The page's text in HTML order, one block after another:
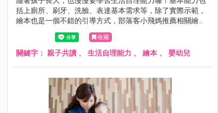
括上廁所、刷牙、洗臉、表達基本需求等，除了實際示範，
繪本也是一個不錯的引導方式，部落客小飛媽推薦相關繪
本，爸媽也可一起看看唷！
收藏
關鍵字： 親子共讀 、 生活自理能力 、 繪本、 嬰幼兒